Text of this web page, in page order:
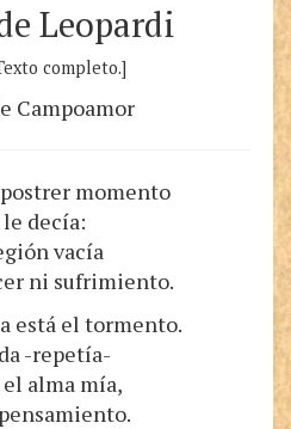
Leopardi
completo.]
Campoamor
momento
decía:
vacía
ni sufrimiento.
está el tormento.
-repetía-
alma mía,